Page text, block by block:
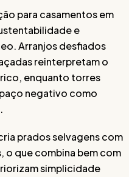
para casamentos em
e
Arranjos desfiados
reinterpretam o
enquanto torres
negativo como
prados selvagens com
o que combina bem com
simplicidade